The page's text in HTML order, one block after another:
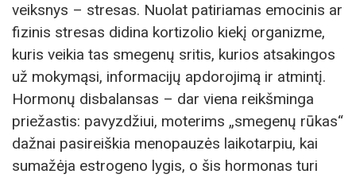
veiksnys – stresas. Nuolat patiriamas emocinis ar
fizinis stresas didina kortizolio kiekį organizme,
kuris veikia tas smegenų sritis, kurios atsakingos
už mokymąsi, informacijų apdorojimą ir atmintį.
Hormonų disbalansas – dar viena reikšminga
priežastis: pavyzdžiui, moterims „smegenų rūkas“
dažnai pasireiškia menopauzės laikotarpiu, kai
sumažėja estrogeno lygis, o šis hormonas turi